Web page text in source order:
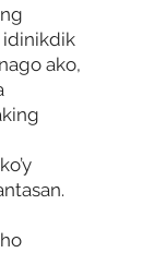
idinikdik
ako,